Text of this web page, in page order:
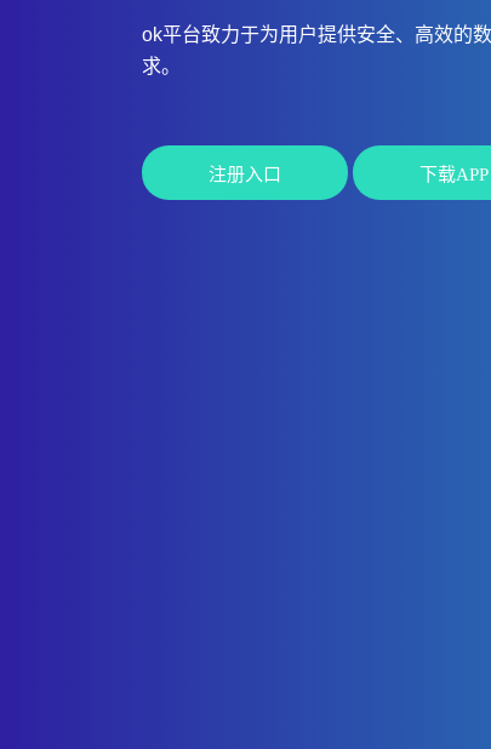
ok平台致力于为用户提供安全、高效的
求。
注册入口 下载APP